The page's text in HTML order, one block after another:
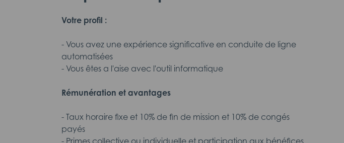
Votre profil :
- Vous avez une expérience significative en conduite de ligne
automatisées
- Vous êtes a l'aise avec l'outil informatique
Rémunération et avantages
- Taux horaire fixe et 10% de fin de mission et 10% de congés
payés
- Primes collective ou individuelle et participation aux bénéfices